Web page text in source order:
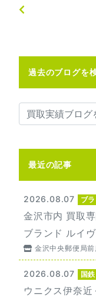
過去のブログを
最近の記事
2026.08.07 ブ
金沢市内 買取
ブランド ルイ
金沢中央郵便局前
2026.08.07 国
ウニクス伊奈